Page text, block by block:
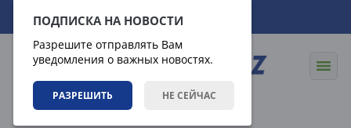
ПОДПИСКА НА НОВОСТИ
Разрешите отправлять Вам
уведомления о важных новостях.
РАЗРЕШИТЬ НЕ СЕЙЧАС
09.08.2026 20:50:32